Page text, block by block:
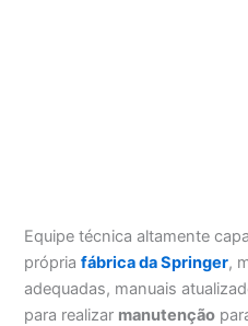
Equipe técnica altamente
própriafábrica da Springer,
adequadas, manuais
para realizar manutenção